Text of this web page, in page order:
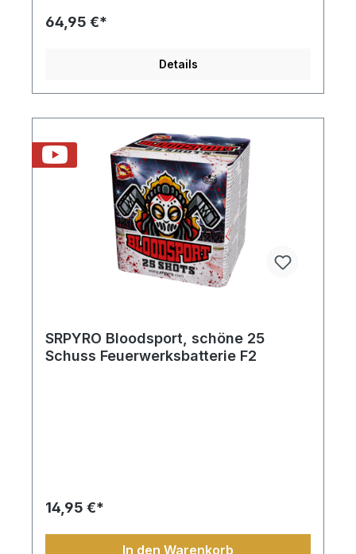
64,95 €*
Details
SRPYRO Bloodsport, schöne 25
Schuss Feuerwerksbatterie F2
14,95 €*
In den Warenkorb